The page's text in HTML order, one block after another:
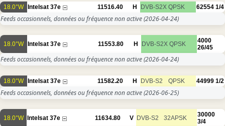
18.0°W Intelsat 37e 11516.40 H DVB-S2X QPSK 62554 1/4
Feeds occasionnels, données ou fréquence non active(2026-04-24)
18.0°W Intelsat 37e 11553.80 H DVB-S2X QPSK
4000
26/45
Feeds occasionnels, données ou fréquence non active(2026-04-24)
18.0°W Intelsat 37e 11582.20 H DVB-S2 QPSK 44999 1/2
Feeds occasionnels, données ou fréquence non active(2026-06-25)
18.0°W Intelsat 37e 11634.80 V DVB-S2 32APSK
30000
3/4